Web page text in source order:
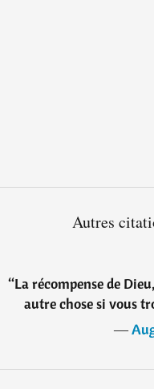
Autres
“La récompense de
autre chose si vous
―